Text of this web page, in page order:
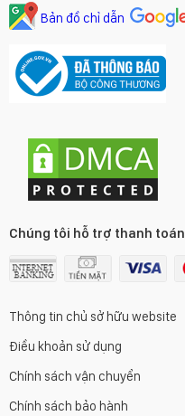
Bản đồ chỉ dẫn
Chúng tôi hỗ trợ thanh toán
Thông tin chủ sở hữu website
Điều khoản sử dụng
Chính sách vận chuyển
Chính sách bảo hành